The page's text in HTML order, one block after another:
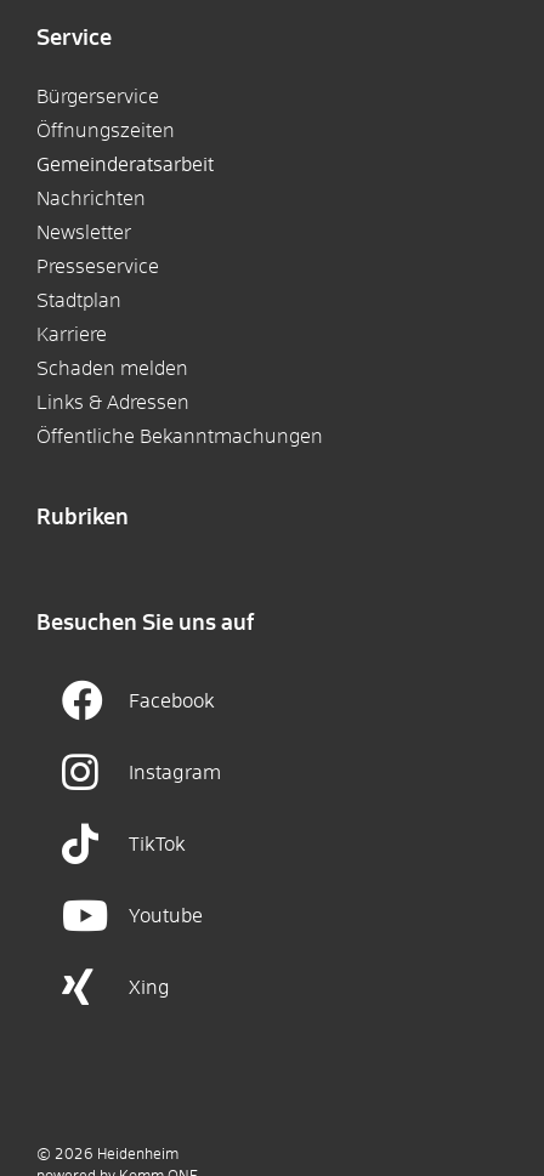
Service
Bürgerservice
Öffnungszeiten
Gemeinderatsarbeit
Nachrichten
Newsletter
Presseservice
Stadtplan
Karriere
Schaden melden
Links & Adressen
Öffentliche Bekanntmachungen
Rubriken
Besuchen Sie uns auf
Facebook
Instagram
TikTok
Youtube
Xing
© 2026 Heidenheim